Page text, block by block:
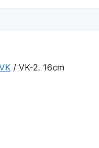
/ VK-2. 16cm